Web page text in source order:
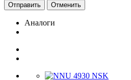
Отменить
Аналоги